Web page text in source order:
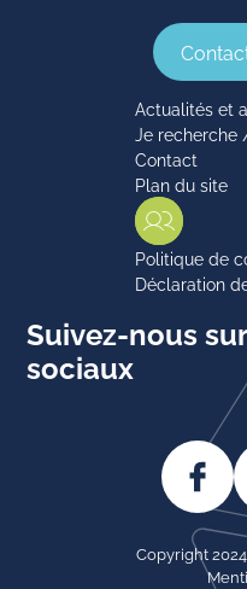
Actualités et
Je recherche
Contact
Plan du site
Politique de
Déclaration
Suivez-nous
sociaux
Copyright